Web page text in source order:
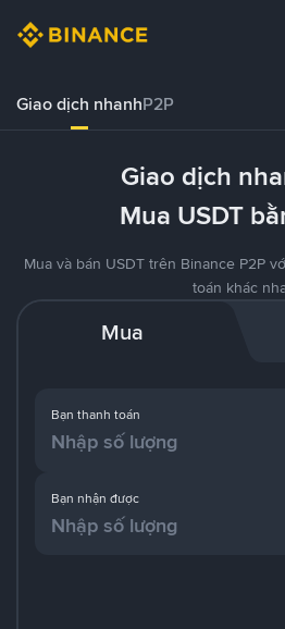
Giao dịch nhanhP2P
Giao dịch
Mua USDT
Mua và bán USDT trên Binance P2P
toán khác
Mua
Bạn thanh toán
Bạn nhận được